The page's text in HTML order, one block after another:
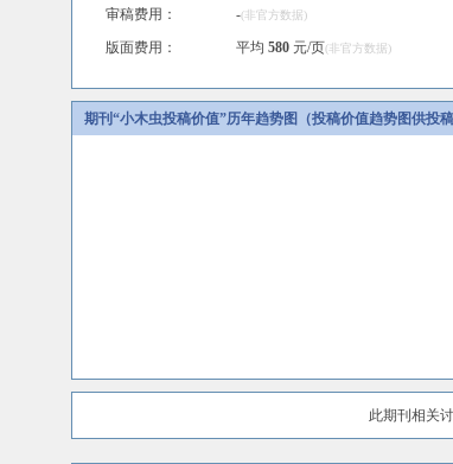
审稿费用： -(非官方数据)
版面费用： 平均 580元/页(非官方数据)
期刊“小木虫投稿价值”历年趋势图（投稿价值趋势图供投
此期刊相关